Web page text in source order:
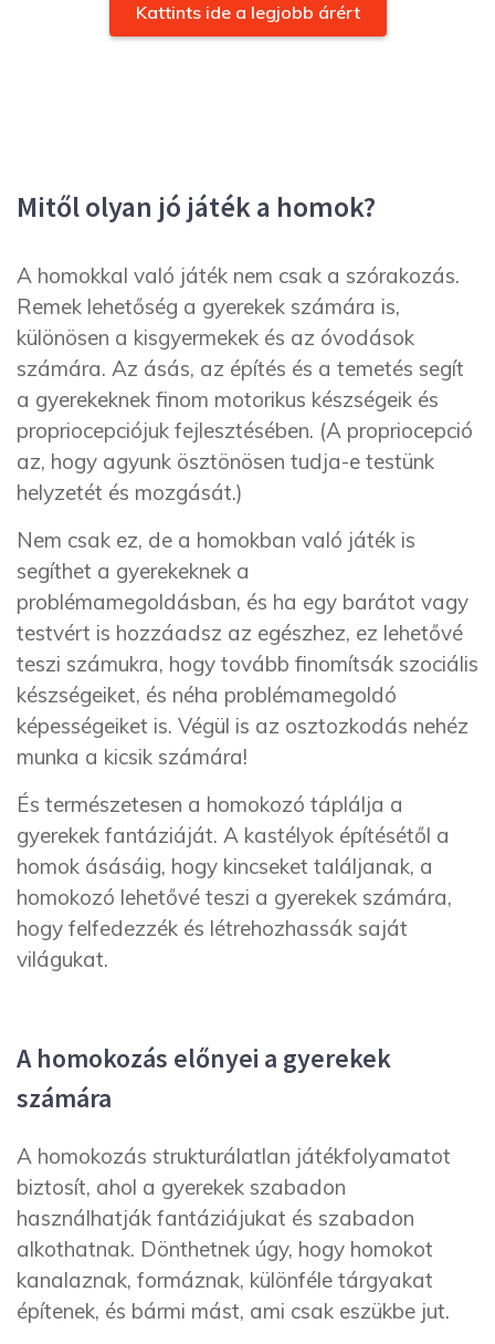
Kattints ide a legjobb árért
Mitől olyan jó játék a homok?
A homokkal való játék nem csak a szórakozás.
Remek lehetőség a gyerekek számára is,
különösen a kisgyermekek és az óvodások
számára. Az ásás, az építés és a temetés segít
a gyerekeknek finom motorikus készségeik és
propriocepciójuk fejlesztésében. (A propriocepció
az, hogy agyunk ösztönösen tudja-e testünk
helyzetét és mozgását.)
Nem csak ez, de a homokban való játék is
segíthet a gyerekeknek a
problémamegoldásban, és ha egy barátot vagy
testvért is hozzáadsz az egészhez, ez lehetővé
teszi számukra, hogy tovább finomítsák szociális
készségeiket, és néha problémamegoldó
képességeiket is. Végül is az osztozkodás nehéz
munka a kicsik számára!
És természetesen a homokozó táplálja a
gyerekek fantáziáját. A kastélyok építésétől a
homok ásásáig, hogy kincseket találjanak, a
homokozó lehetővé teszi a gyerekek számára,
hogy felfedezzék és létrehozhassák saját
világukat.
A homokozás előnyei a gyerekek
számára
A homokozás strukturálatlan játékfolyamatot
biztosít, ahol a gyerekek szabadon
használhatják fantáziájukat és szabadon
alkothatnak. Dönthetnek úgy, hogy homokot
kanalaznak, formáznak, különféle tárgyakat
építenek, és bármi mást, ami csak eszükbe jut.